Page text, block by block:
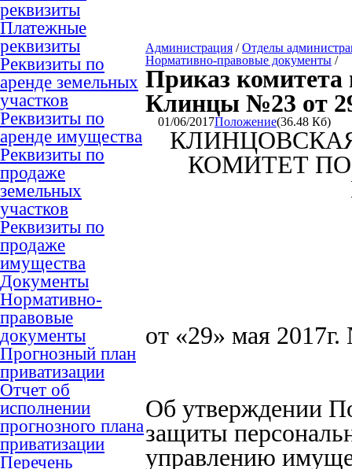
реквизиты
Платежные
реквизиты
Реквизиты по
аренде земельных
участков
Реквизиты по
аренде имущества
Реквизиты по
продаже
земельных
участков
Реквизиты по
продаже
имущества
Документы
Нормативно-
правовые
документы
Прогнозный план
приватизации
Отчет об
исполнении
прогнозного плана
приватизации
Перечень
Администрация /Отделы
Нормативно-правовые документы /
Приказ
Клинцы №23 от
01/06/2017Положение(36.48 Кб)
КОМИТЕТ
от «29» мая
Об утверждении
защиты
управлению